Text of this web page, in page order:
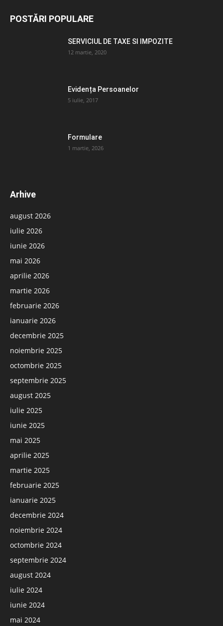
POSTĂRI POPULARE
SERVICIUL DE TAXE SI IMPOZITE
12 martie, 2020
Evidența Persoanelor
5 iulie, 2017
Formulare
1 martie, 2026
Arhive
august 2026
iulie 2026
iunie 2026
mai 2026
aprilie 2026
martie 2026
februarie 2026
ianuarie 2026
decembrie 2025
noiembrie 2025
octombrie 2025
septembrie 2025
august 2025
iulie 2025
iunie 2025
mai 2025
aprilie 2025
martie 2025
februarie 2025
ianuarie 2025
decembrie 2024
noiembrie 2024
octombrie 2024
septembrie 2024
august 2024
iulie 2024
iunie 2024
mai 2024